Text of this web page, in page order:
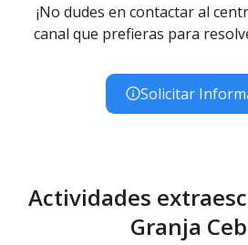
¡No dudes en contactar al
canal que prefieras para
Solicitar
Actividades
Granja